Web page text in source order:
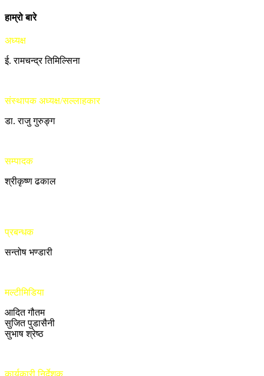
हाम्रो बारे
अध्यक्ष
ई. रामचन्द्र तिमिल्सिना
संस्थापक अध्यक्ष/सल्लाहकार
डा. राजु गुरुङ्ग
सम्पादक
श्रीकृष्ण ढकाल
प्रबन्धक
सन्तोष भण्डारी
मल्टीमिडिया
आदित गौतम
सुजित पुडासैनी
सुभाष श्रेष्ठ